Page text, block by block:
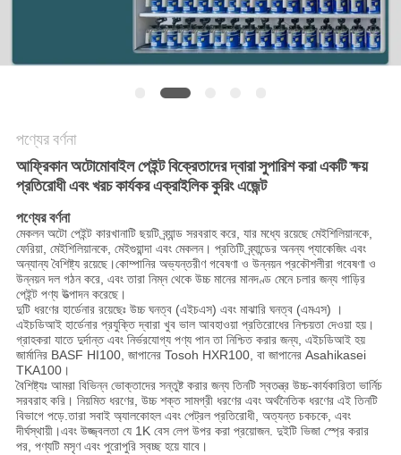
গোপনীয়তা
পণ্যের বর্ণনা
আফ্রিকান অটোমোবাইল পেইন্ট বিক্রেতাদের দ্বারা সুপারিশ করা একটি ক্ষয়
প্রতিরোধী এবং খরচ কার্যকর এক্রাইলিক কুরিং এজেন্ট
পণ্যের বর্ণনা
মেকলন অটো পেইন্ট কারখানাটি ছয়টি ব্র্যান্ড সরবরাহ করে, যার মধ্যে রয়েছে মেইশিলিয়ানকে,
ফেরিয়া, মেইশিলিয়ানকে, মেইগুয়ান্দা এবং মেকলন। প্রতিটি ব্র্যান্ডের অনন্য প্যাকেজিং এবং
অন্যান্য বৈশিষ্ট্য রয়েছে।কোম্পানির অভ্যন্তরীণ গবেষণা ও উন্নয়ন প্রকৌশলীরা গবেষণা ও
উন্নয়ন দল গঠন করে, এবং তারা নিম্ন থেকে উচ্চ মানের মানদণ্ড মেনে চলার জন্য গাড়ির
পেইন্ট পণ্য উত্পাদন করেছে।
দুটি ধরণের হার্ডেনার রয়েছেঃ উচ্চ ঘনত্ব (এইচএস) এবং মাঝারি ঘনত্ব (এমএস) ।
এইচডিআই হার্ডেনার প্রযুক্তি দ্বারা খুব ভাল আবহাওয়া প্রতিরোধের নিশ্চয়তা দেওয়া হয়।
গ্রাহকরা যাতে দুর্দান্ত এবং নির্ভরযোগ্য পণ্য পান তা নিশ্চিত করার জন্য, এইচডিআই হয়
জার্মানির BASF HI100, জাপানের Tosoh HXR100, বা জাপানের Asahikasei
TKA100।
বৈশিষ্ট্যঃ আমরা বিভিন্ন ভোক্তাদের সন্তুষ্ট করার জন্য তিনটি স্বতন্ত্র উচ্চ-কার্যকারিতা ভার্নিচ
সরবরাহ করি। নিয়মিত ধরণের, উচ্চ শক্ত সামগ্রী ধরণের এবং অর্থনৈতিক ধরণের এই তিনটি
বিভাগে পড়ে.তারা সবাই অ্যালকোহল এবং পেট্রল প্রতিরোধী, অত্যন্ত চকচকে, এবং
দীর্ঘস্থায়ী।এবং উজ্জ্বলতা যে 1K বেস লেপ উপর করা প্রয়োজন. দুইটি ভিজা স্প্রে করার
পর, পণ্যটি মসৃণ এবং পুরোপুরি স্বচ্ছ হয়ে যাবে।